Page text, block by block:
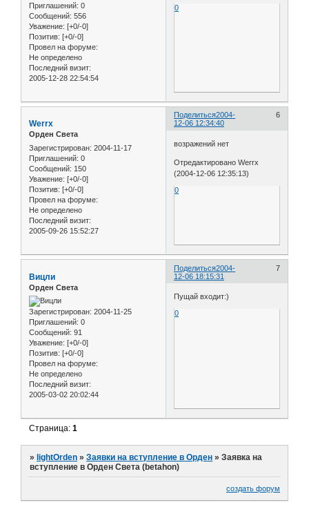
Приглашений: 0
Сообщений: 556
Уважение: [+0/-0]
Позитив: [+0/-0]
Провел на форуме:
Не определено
Последний визит:
2005-12-28 22:54:54
0
Поделиться 6
2004-
12-06 12:34:40
Werrx
Орден Света
Зарегистрирован: 2004-11-17
Приглашений: 0
Сообщений: 150
Уважение: [+0/-0]
Позитив: [+0/-0]
Провел на форуме:
Не определено
Последний визит:
2005-09-26 15:52:27
возражений нет
Отредактировано Werrx
(2004-12-06 12:35:13)
0
Поделиться 7
2004-
12-06 18:15:31
Вицли
Орден Света
Зарегистрирован: 2004-11-25
Приглашений: 0
Сообщений: 91
Уважение: [+0/-0]
Позитив: [+0/-0]
Провел на форуме:
Не определено
Последний визит:
2005-03-02 20:02:44
Пущай входит:)
0
Страница:1
»lightOrden »Заявки на вступление в Орден »Заявка на
вступление в Орден Света (betahon)
создать форум